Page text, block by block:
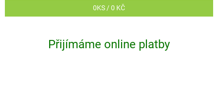
0KS /0 KČ
Přijímáme online platby